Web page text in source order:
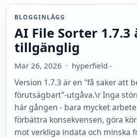
BLOGGINLÄGG
AI File Sorter 1.7.3
tillgänglig
Mar 26, 2026 · hyperfield -
Version 1.7.3 är en "få saker att
förutsägbart"-utgåva.\r Inga
här gången - bara mycket
förbättra konsekvensen, göra
mot verkliga indata och minska